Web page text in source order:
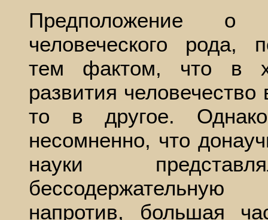
Предположение о
человеческого рода,
тем фактом, что в
развития
то в другое.
несомненно, что
науки
напротив, большая